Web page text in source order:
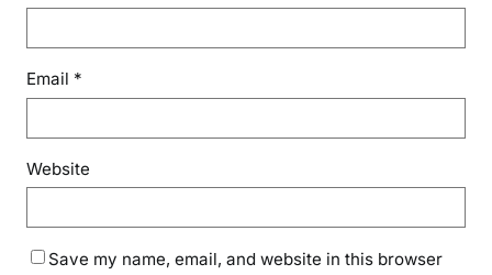
Email *
Website
Save my name, email, and website in this browser